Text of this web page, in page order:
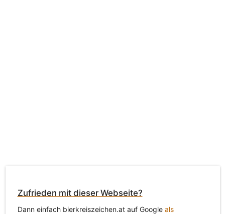
Zufrieden mit dieser Webseite?
Dann einfach bierkreiszeichen.at auf Google als